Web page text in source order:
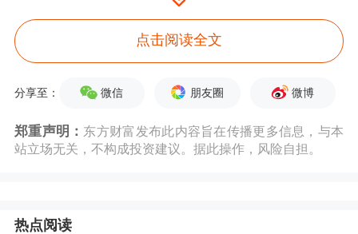
这意味着，以吴晓波频道为主要承载体
的吴晓波商业自媒体(或称“财经自媒
经济观察网记者对吴晓波先生提出“本
少？”、“杭州巴九灵有着众多
点击阅读全文
分享至： 微信 朋友圈 微博
郑重声明： 东方财富发布此内容旨在传播更多信息，与本
站立场无关，不构成投资建议。据此操作，风险自担。
热点阅读